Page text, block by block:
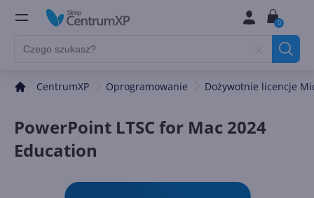
0
CentrumXP Oprogramowanie Dożywotnie licencje
PowerPoint LTSC for Mac 2024
Education